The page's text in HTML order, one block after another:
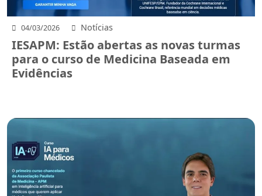
04/03/2026 Notícias
IESAPM: Estão abertas as novas turmas
para o curso de Medicina Baseada em
Evidências